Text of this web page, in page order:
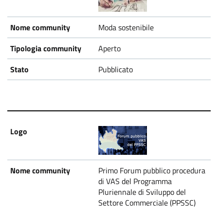
Moda sostenibile
Aperto
Pubblicato
Primo Forum pubblico procedura
di VAS del Programma
Pluriennale di Sviluppo del
Settore Commerciale (PPSSC)